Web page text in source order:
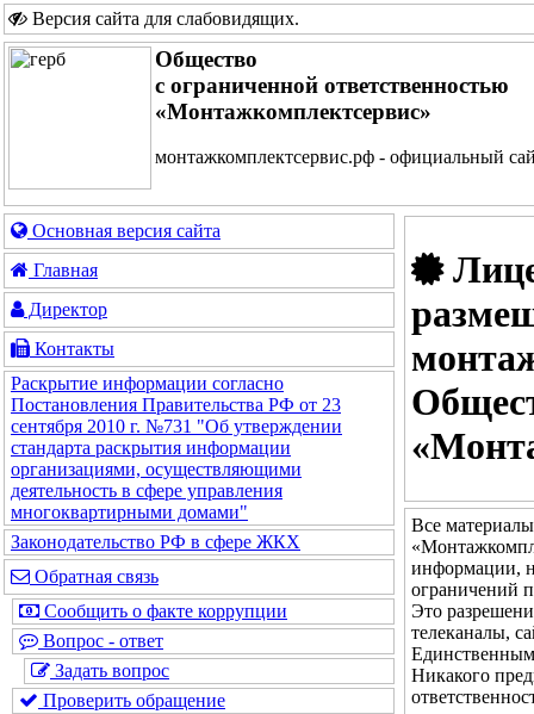
Версия сайта для слабовидящих.
Общество
с ограниченной ответственностью
«Монтажкомплектсервис»
монтажкомплектсервис.рф - официальный
Основная версия сайта
Главная
Директор
Контакты
Раскрытие информации согласно
Постановления Правительства РФ от 23
сентября 2010 г. №731 "Об утверждении
стандарта раскрытия информации
организациями, осуществляющими
деятельность в сфере управления
многоквартирными домами"
Законодательство РФ в сфере ЖКХ
Обратная связь
Сообщить о факте коррупции
Вопрос - ответ
Задать вопрос
Проверить обращение
Все
информации,
ограничений
Это
телеканалы,
Единственным
Никакого